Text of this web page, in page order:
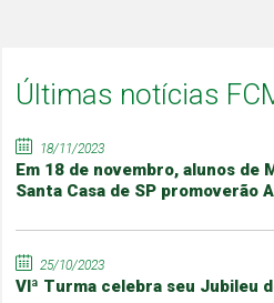
Últimas notícias
18/11/2023
Em 18 de novembro, alunos de
Santa Casa de SP promoverão
25/10/2023
VIª Turma celebra seu Jubileu